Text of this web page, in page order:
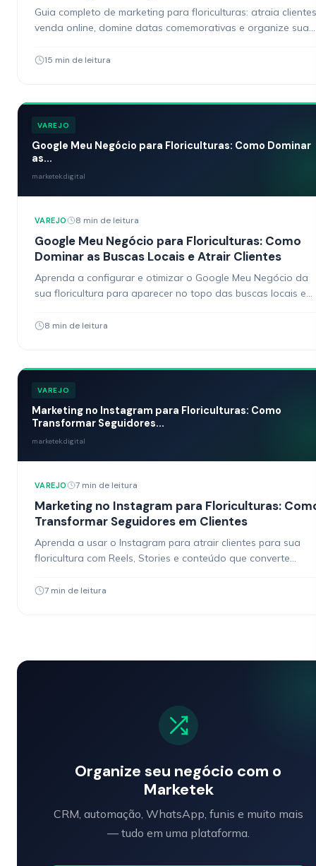
Guia completo de marketing para floriculturas: atraia
venda online, domine datas comemorativas e organize sua
15 min de leitura
VAREJO
Google Meu Negócio para Floriculturas: Como Dominar
as...
marketek.digital
VAREJO 8 min de leitura
Google Meu Negócio para Floriculturas: Como
Dominar as Buscas Locais e Atrair Clientes
Aprenda a configurar e otimizar o Google Meu Negócio da
sua floricultura para aparecer no topo das buscas locais e
8 min de leitura
VAREJO
Marketing no Instagram para Floriculturas: Como
Transformar Seguidores...
marketek.digital
VAREJO 7 min de leitura
Marketing no Instagram para Floriculturas:
Transformar Seguidores em Clientes
Aprenda a usar o Instagram para atrair clientes para sua
floricultura com Reels, Stories e conteúdo que converte
7 min de leitura
Organize seu negócio com o
Marketek
CRM, automação, WhatsApp, funis e muito mais
— tudo em uma plataforma.